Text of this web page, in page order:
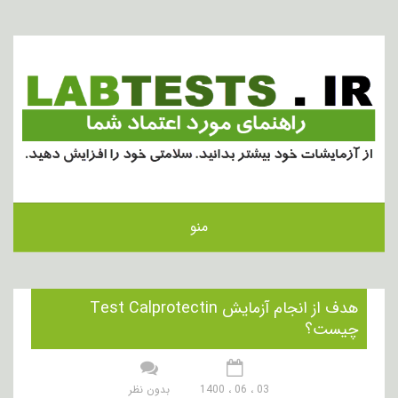
منو
هدف از انجام آزمایش Test Calprotectin
چیست؟
03 ، 06 ، 1400 بدون نظر